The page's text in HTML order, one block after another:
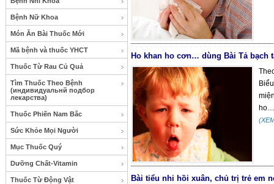
Bệnh Nữ Khoa
Món Ăn Bài Thuốc Mới
Mã bệnh và thuốc YHCT
Thuốc Từ Rau Củ Quả
Tìm Thuốc Theo Bệnh
(индивидуальнй подбор
лекарства)
Thuốc Phiến Nam Bắc
Sức Khỏe Mọi Người
Mục Thuốc Quý
Dưỡng Chất-Vitamin
Thuốc Từ Động Vật
Ho khan ho cơn… dùng Bài Tả bạch
ho…
Bài tiểu nhi hồi xuân, chủ trị trẻ em